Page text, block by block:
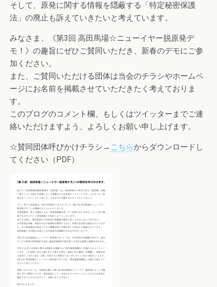
そして、原発に関する情報を隠蔽する「特定秘密保護
法」の廃止も訴えていきたいと考えています。
みなさま、《第3回 高田馬場☆ニューイヤー脱原発デ
モ！》の趣旨にぜひご賛同いただき、新春のデモにご参
加ください。
また、ご賛同いただける団体は当会のチラシやホームペ
ージにお名前を掲載させていただきたく考えておりま
す。
このブログのコメント欄、もしくはツイッターまでご連
絡いただけますよう、よろしくお願い申し上げます。
☆賛同団体呼びかけチラシ→ こちらからダウンロードし
てください（PDF）